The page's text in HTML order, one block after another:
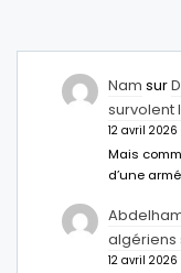
Nam sur
survolent
12 avril 2026
Mais
d’une
algériens
12 avril 2026